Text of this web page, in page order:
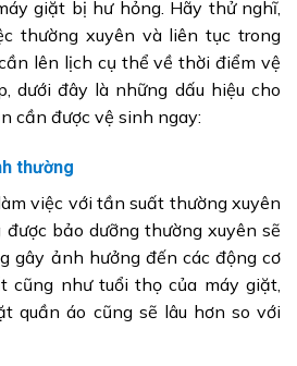
giặt bị hư hỏng. Hãy thử nghĩ,
thường xuyên và liên tục trong
lên lịch cụ thể về thời điểm vệ
dưới đây là những dấu hiệu cho
cần được vệ sinh ngay:
thường
việc với tần suất thường xuyên
bảo dưỡng thường xuyên sẽ
gây ảnh hưởng đến các động cơ
cũng như tuổi thọ của máy giặt,
quần áo cũng sẽ lâu hơn so với